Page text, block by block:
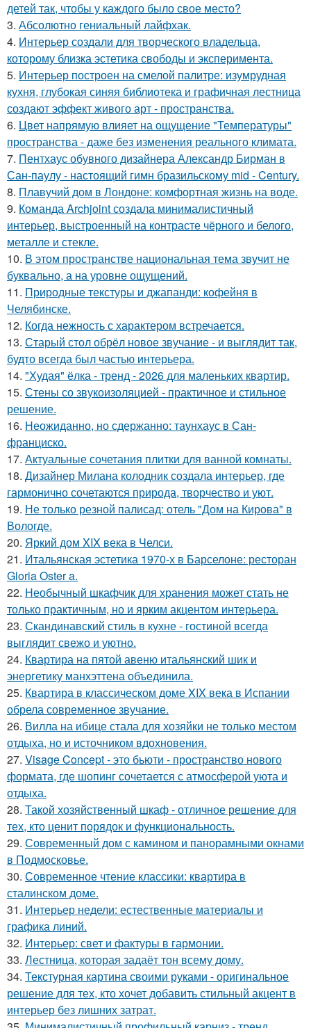
детей так, чтобы у каждого было свое место?
3. Абсолютно гениальный лайфхак.
4. Интерьер создали для творческого владельца,
которому близка эстетика свободы и эксперимента.
5. Интерьер построен на смелой палитре: изумрудная
кухня, глубокая синяя библиотека и графичная лестница
создают эффект живого арт - пространства.
6. Цвет напрямую влияет на ощущение "Температуры"
пространства - даже без изменения реального климата.
7. Пентхаус обувного дизайнера Александр Бирман в
Сан-паулу - настоящий гимн бразильскому mid - Century.
8. Плавучий дом в Лондоне: комфортная жизнь на воде.
9. Команда Archjoint создала минималистичный
интерьер, выстроенный на контрасте чёрного и белого,
металле и стекле.
10. В этом пространстве национальная тема звучит не
буквально, а на уровне ощущений.
11. Природные текстуры и джапанди: кофейня в
Челябинске.
12. Когда нежность с характером встречается.
13. Старый стол обрёл новое звучание - и выглядит так,
будто всегда был частью интерьера.
14. "Худая" ёлка - тренд - 2026 для маленьких квартир.
15. Стены со звукоизоляцией - практичное и стильное
решение.
16. Неожиданно, но сдержанно: таунхаус в Сан-
франциско.
17. Актуальные сочетания плитки для ванной комнаты.
18. Дизайнер Милана колодник создала интерьер, где
гармонично сочетаются природа, творчество и уют.
19. Не только резной палисад: отель "Дом на Кирова" в
Вологде.
20. Яркий дом XIX века в Челси.
21. Итальянская эстетика 1970-х в Барселоне: ресторан
Gloria Oster a.
22. Необычный шкафчик для хранения может стать не
только практичным, но и ярким акцентом интерьера.
23. Скандинавский стиль в кухне - гостиной всегда
выглядит свежо и уютно.
24. Квартира на пятой авеню итальянский шик и
энергетику манхэттена объединила.
25. Квартира в классическом доме XIX века в Испании
обрела современное звучание.
26. Вилла на ибице стала для хозяйки не только местом
отдыха, но и источником вдохновения.
27. Visage Concept - это бьюти - пространство нового
формата, где шопинг сочетается с атмосферой уюта и
отдыха.
28. Такой хозяйственный шкаф - отличное решение для
тех, кто ценит порядок и функциональность.
29. Современный дом с камином и панорамными окнами
в Подмосковье.
30. Современное чтение классики: квартира в
сталинском доме.
31. Интерьер недели: естественные материалы и
графика линий.
32. Интерьер: свет и фактуры в гармонии.
33. Лестница, которая задаёт тон всему дому.
34. Текстурная картина своими руками - оригинальное
решение для тех, кто хочет добавить стильный акцент в
интерьер без лишних затрат.